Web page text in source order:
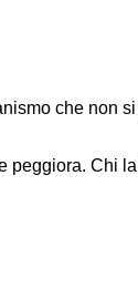
che non si
peggiora. Chi